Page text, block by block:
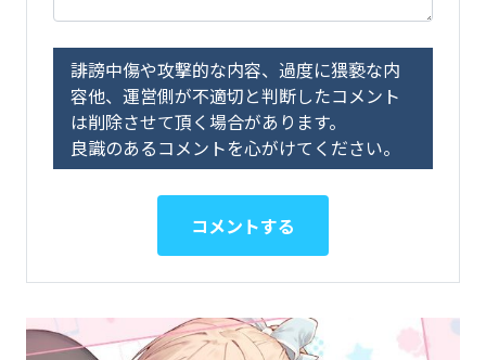
誹謗中傷や攻撃的な内容、過度に猥褻な内
容他、運営側が不適切と判断したコメント
は削除させて頂く場合があります。
良識のあるコメントを心がけてください。